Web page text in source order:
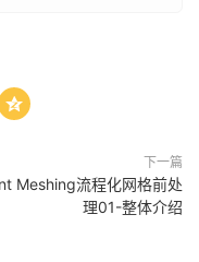

下一篇
Meshing流程化网格前处
理01-整体介绍